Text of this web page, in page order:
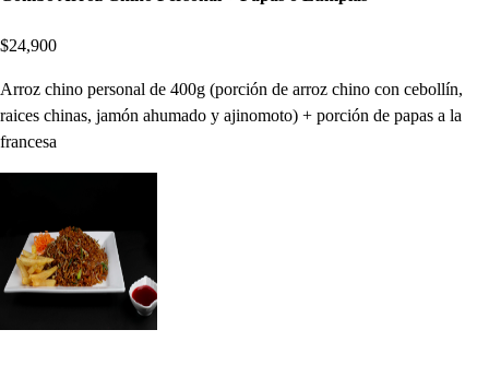
$24,900
Arroz chino personal de 400g (porción de arroz chino con cebollín,
raices chinas, jamón ahumado y ajinomoto) + porción de papas a la
francesa